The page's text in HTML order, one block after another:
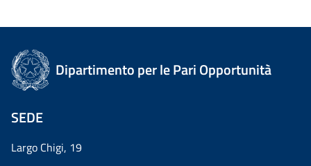
Dipartimento per le Pari Opportunità
SEDE
Largo Chigi, 19